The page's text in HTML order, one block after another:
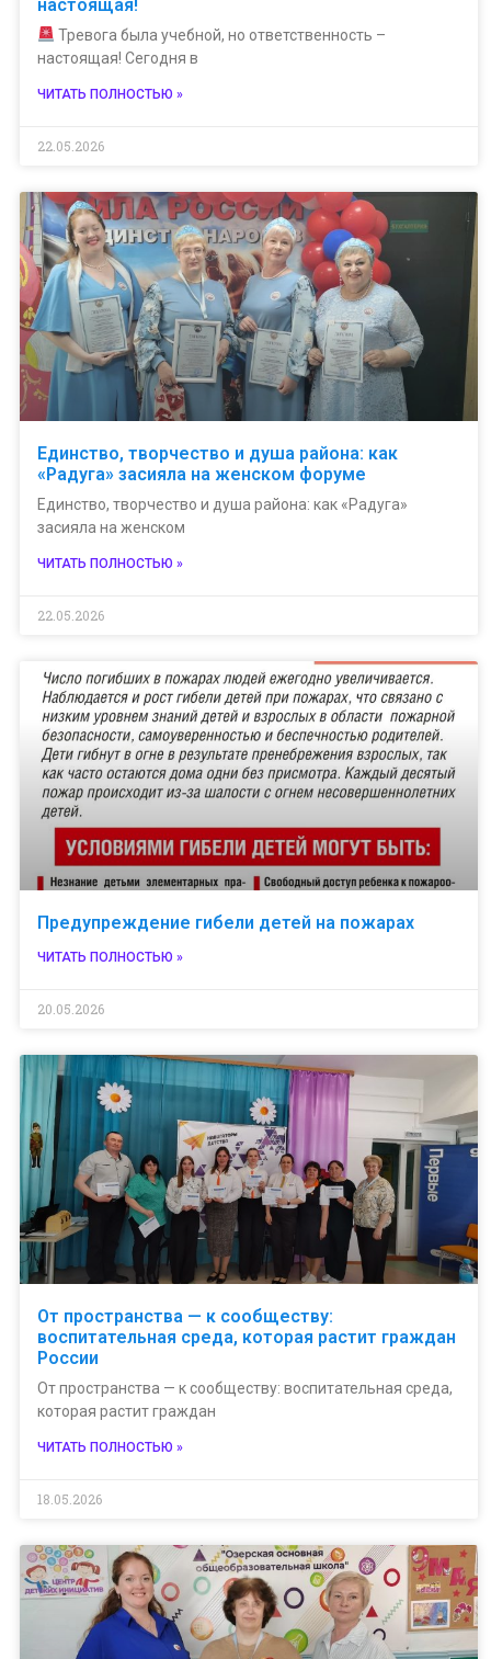
настоящая!
Тревога была учебной, но ответственность –
настоящая! Сегодня в
ЧИТАТЬ ПОЛНОСТЬЮ »
22.05.2026
Единство, творчество и душа района: как
«Радуга» засияла на женском форуме
Единство, творчество и душа района: как «Радуга»
засияла на женском
ЧИТАТЬ ПОЛНОСТЬЮ »
22.05.2026
Предупреждение гибели детей на пожарах
ЧИТАТЬ ПОЛНОСТЬЮ »
20.05.2026
От пространства — к сообществу:
воспитательная среда, которая растит граждан
России
От пространства — к сообществу: воспитательная среда,
которая растит граждан
ЧИТАТЬ ПОЛНОСТЬЮ »
18.05.2026